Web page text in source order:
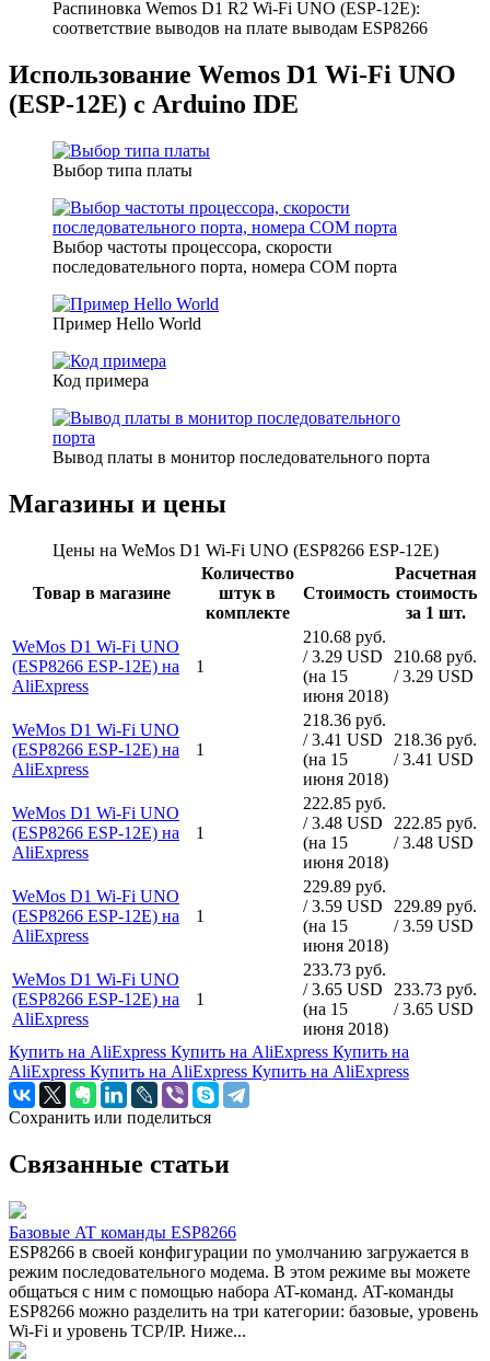
Распиновка Wemos D1 R2 Wi-Fi UNO (ESP-12E):
соответствие выводов на плате выводам ESP8266
Использование Wemos D1 Wi-Fi UNO
(ESP-12E) с Arduino IDE
Выбор типа платы
Выбор частоты процессора, скорости
последовательного порта, номера COM порта
Пример Hello World
Код примера
Вывод платы в монитор последовательного порта
Магазины и цены
Цены на WeMos D1 Wi-Fi UNO (ESP8266 ESP-12E)
Товар в магазине
Количество
штук в
комплекте
Стоимость
Расчетная
стоимость
за 1 шт.
WeMos D1 Wi-Fi UNO
(ESP8266 ESP-12E) на
AliExpress
1
210.68 руб.
/ 3.29 USD
(на 15
июня 2018)
210.68 руб.
/ 3.29 USD
WeMos D1 Wi-Fi UNO
(ESP8266 ESP-12E) на
AliExpress
1
218.36 руб.
/ 3.41 USD
(на 15
июня 2018)
218.36 руб.
/ 3.41 USD
WeMos D1 Wi-Fi UNO
(ESP8266 ESP-12E) на
AliExpress
1
222.85 руб.
/ 3.48 USD
(на 15
июня 2018)
222.85 руб.
/ 3.48 USD
WeMos D1 Wi-Fi UNO
(ESP8266 ESP-12E) на
AliExpress
1
229.89 руб.
/ 3.59 USD
(на 15
июня 2018)
229.89 руб.
/ 3.59 USD
WeMos D1 Wi-Fi UNO
(ESP8266 ESP-12E) на
AliExpress
1
233.73 руб.
/ 3.65 USD
(на 15
июня 2018)
233.73 руб.
/ 3.65 USD
Купить на AliExpress Купить на AliExpress Купить на
AliExpress Купить на AliExpress Купить на AliExpress
Сохранить или поделиться
Связанные статьи
Базовые AT команды ESP8266
ESP8266 в своей конфигурации по умолчанию загружается в
режим последовательного модема. В этом режиме вы можете
общаться с ним с помощью набора AT-команд. AT-команды
ESP8266 можно разделить на три категории: базовые, уровень
Wi-Fi и уровень TCP/IP. Ниже...